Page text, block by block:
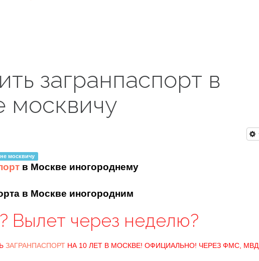
загранпаспорт в
москвичу
москвичу
в Москве иногороднему
в Москве иногородним
Вылет через неделю?
ЗАГРАНПАСПОРТ НА 10 ЛЕТ В МОСКВЕ! ОФИЦИАЛЬНО! ЧЕРЕЗ ФМС, МВД,